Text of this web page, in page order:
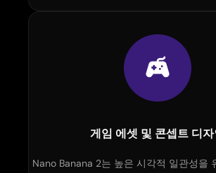
게임 에셋 및 콘셉트 디자
Nano Banana 2는 높은 시각적 일관성을